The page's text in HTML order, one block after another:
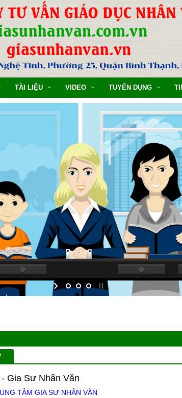
TÀI LIỆU VIDEO TUYỂN DỤNG
Gia Sư Nhân Văn
TÂM GIA SƯ NHÂN VĂN